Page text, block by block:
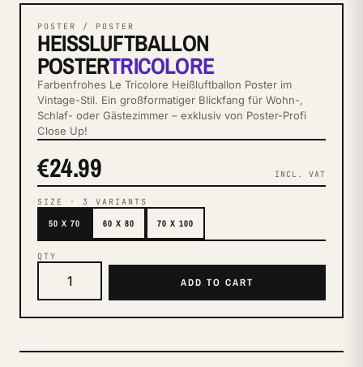
POSTER / POSTER
HEISSLUFTBALLON P
OSTER TRICOLORE
Farbenfrohes Le Tricolore Heißluftballon Poster im
Vintage-Stil. Ein großformatiger Blickfang für Wohn-,
Schlaf- oder Gästezimmer – exklusiv von Poster-Profi
Close Up!
€24.99 INCL. VAT
SIZE · 3 VARIANTS
50 X 70 60 X 80 70 X 100
QTY
ADD TO CART